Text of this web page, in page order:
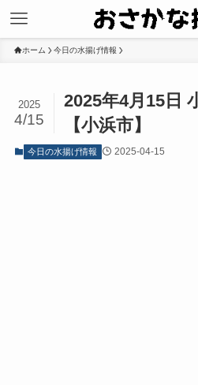
ホーム 今日の水揚げ情報
2025年4月15日
【小浜市】
2025
4/15
今日の水揚げ情報 2025-04-15